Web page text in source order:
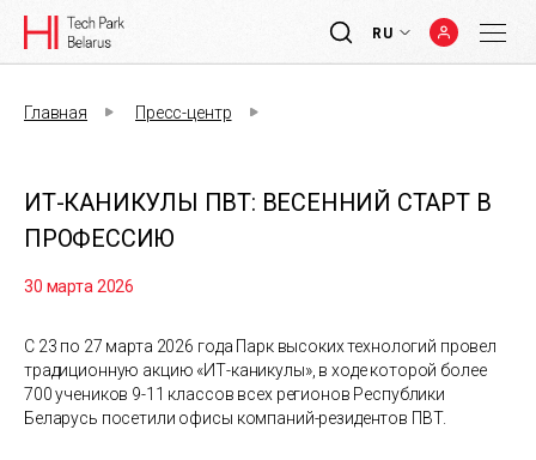
RU
Главная Пресс-центр
ИТ-КАНИКУЛЫ ПВТ: ВЕСЕННИЙ СТАРТ В
ПРОФЕССИЮ
30 марта 2026
С 23 по 27 марта 2026 года Парк высоких технологий провел
традиционную акцию «ИТ-каникулы», в ходе которой более
700 учеников 9-11 классов всех регионов Республики
Беларусь посетили офисы компаний-резидентов ПВТ.